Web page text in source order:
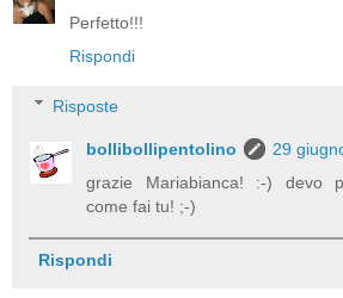
Perfetto!!!
Rispondi
Risposte
bollibollipentolino
29
grazie Mariabianca! :-) devo
come fai tu! ;-)
Rispondi